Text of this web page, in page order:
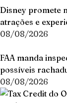
Disney promete
atrações e
08/08/2026
FAA manda
possíveis
08/08/2026